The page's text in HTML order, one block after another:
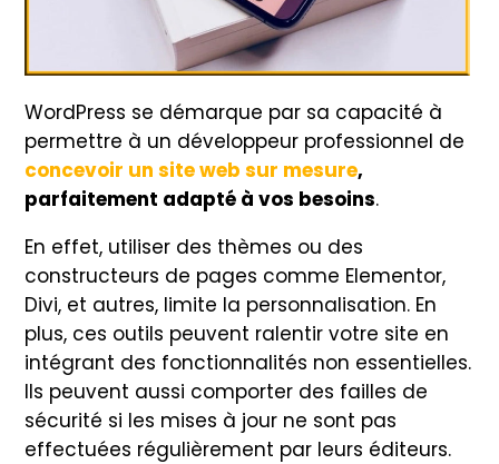
WordPress se démarque par sa capacité à
permettre à un développeur professionnel de
concevoir un site web sur mesure,
parfaitement adapté à vos besoins.
En effet, utiliser des thèmes ou des
constructeurs de pages comme Elementor,
Divi, et autres, limite la personnalisation. En
plus, ces outils peuvent ralentir votre site en
intégrant des fonctionnalités non essentielles.
Ils peuvent aussi comporter des failles de
sécurité si les mises à jour ne sont pas
effectuées régulièrement par leurs éditeurs.